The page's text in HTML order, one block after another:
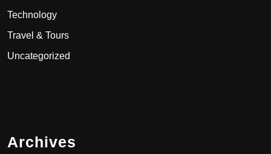
Technology
Travel & Tours
Uncategorized
Archives